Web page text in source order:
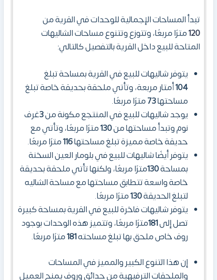
تبدأ المساحات الإجمالية للوحدات في القرية من
120مترًا مربعًا، وتتوزع وتتنوع مساحات الشاليهات
المتاحة للبيع داخل القرية بالتفصيل كالتالي:
يتوفر شاليهات للبيع في القرية بمساحة تبلغ
104أمتار مربعة، وتأتي ملحقة بحديقة خاصة تبلغ
مساحتها73مترًا مربعًا.
يوجد شاليهات للبيع في المنتجع مكونة من3غرف
نوم وتبدأ مساحتها من130مترًا مربعًا، وتأتي مع
حديقة خاصة مميزة تبلغ مساحتها116مترًا مربعًا.
يتوفر أيضًا شاليهات للبيع في بلومار العين السخنة
بمساحة130مترًا مربعًا، ولكنها تأتي ملحقة بحديقة
خاصة واسعة تتطابق مساحتها مع مساحة الشاليه
لتبلغ الحديقة130مترًا مربعًا.
يتوفر شاليهات فاخرة للبيع في القرية بمساحة كبيرة
تصل إلى181مترًا مربعًا، وتتميز هذه الوحدات بوجود
روف خاص ملحق بها تبلغ مساحته181مترًا مربعًا.
إن هذا التنوع الكبير والمميز في المساحات
والملحقات الترفيهية من حدائق وروف يمنح العميل